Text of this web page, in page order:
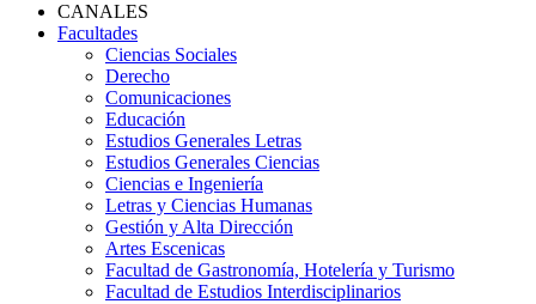
CANALES
Facultades
Ciencias Sociales
Derecho
Comunicaciones
Educación
Estudios Generales Letras
Estudios Generales Ciencias
Ciencias e Ingeniería
Letras y Ciencias Humanas
Gestión y Alta Dirección
Artes Escenicas
Facultad de Gastronomía, Hotelería y Turismo
Facultad de Estudios Interdisciplinarios